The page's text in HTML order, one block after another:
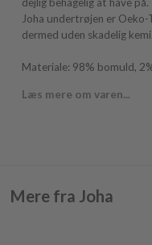
dejlig behagelig at have på.
Joha undertrøjen er
dermed uden skadelig kemi.
Materiale: 98% bomuld,
Læs mere om varen...
Mere fra Joha